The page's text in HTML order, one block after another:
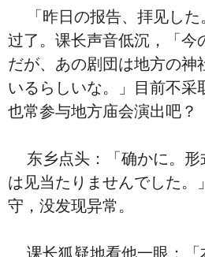
「昨日の报告、拝见した
过了。课长声音低沉，「今
だが、あの剧団は地方の神
いるらしいな。」目前不采
也常参与地方庙会演出吧？
东乡点头：「确かに。形
は见当たりませんでした。
守，没发现异常。
课长狐疑地看他一眼：「